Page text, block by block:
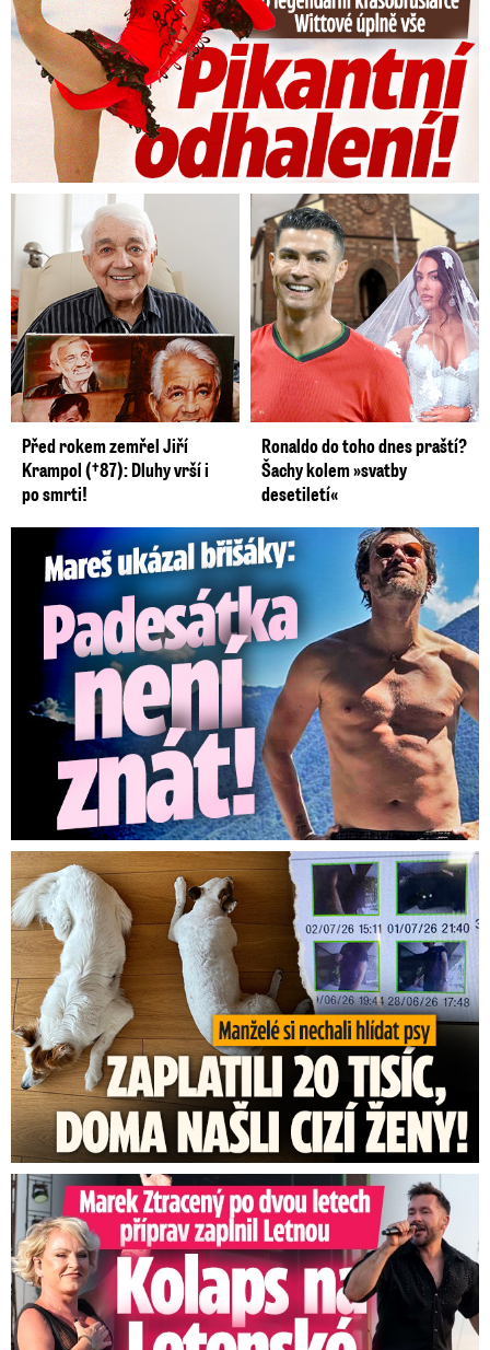
Před rokem zemřel Jiří
Krampol (†87): Dluhy vrší i
po smrti!
Ronaldo do toho dnes praští?
Šachy kolem »svatby
desetiletí«
Mareš v dokonalé formě ukázal břišáky: Padesátka není znát
Za hlídání psů zaplatili 20 tisíc, doma našli cizí ženy!
Marek Ztracený na Letné: Pártlová stopla koncert